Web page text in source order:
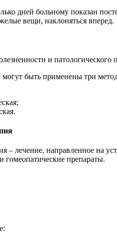
дней больному показан
вещи, наклоняться вперед.
и
быть применены три
– лечение, направленное на
гомеопатические препараты.